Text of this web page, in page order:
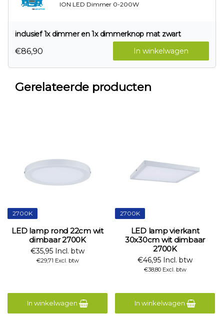
ION LED Dimmer 0-200W
inclusief 1x dimmer en 1x dimmerknop mat zwart
In winkelwagen
€86,90
Gerelateerde producten
2700K
LED lamp rond 22cm wit
dimbaar 2700K
€35,95 Incl. btw
€29,71 Excl. btw
In winkelwagen
2700K
LED lamp vierkant
30x30cm wit dimbaar
2700K
€46,95 Incl. btw
€38,80 Excl. btw
In winkelwagen